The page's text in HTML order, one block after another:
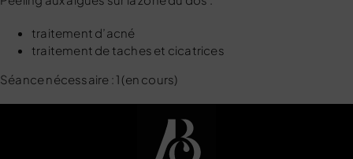
traitement d’acné
traitement de taches et cicatrices
Séance nécessaire : 1 (en cours)